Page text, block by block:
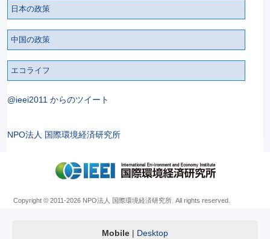
日本の政策
中国の政策
エコライフ
@ieei2011 からのツイート
NPO法人 国際環境経済研究所
Copyright © 2011-2026 NPO法人 国際環境経済研究所. All rights reserved.
Mobile | Desktop